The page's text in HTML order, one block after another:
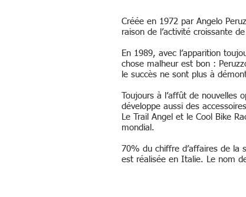
Créée en 1972 par Angelo
raison de l’activité croissante
En 1989, avec l’apparition
chose malheur est bon :
le succès ne sont plus à
Toujours à l’affût de nouvelles
développe aussi des
Le Trail Angel et le Cool Bike
mondial.
70% du chiffre d’affaires de la
est réalisée en Italie. Le nom